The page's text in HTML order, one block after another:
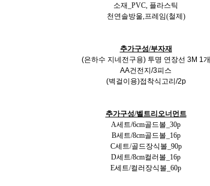
소재_PVC, 플라스틱
천연솔방울,프레임(철제)
추가구성/부자재
(은하수 지네전구용) 투명 연장선 3M 1개
AA건전지/3피스
(벽걸이용)접착식고리/2p
추가구성/벨트리오너먼트
A세트/6cm골드볼_30p
B세트/8cm골드볼_16p
C세트/골드장식볼_90p
D세트/8cm컬러볼_16p
E세트/컬러장식볼_60p